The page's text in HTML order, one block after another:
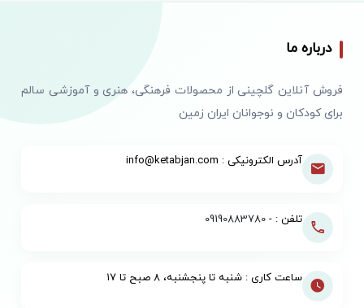
درباره ما
فروش آنلاین گلچینی از محصولات فرهنگی، هنری و آموزشی سالم
برای کودکان و نوجوانان ایران زمین
آدرس الکترونیکی : info@ketabjan.com
تلفن : -09190883780
ساعت کاری : شنبه تا پنجشنبه، ۸ صبح تا ۱۷